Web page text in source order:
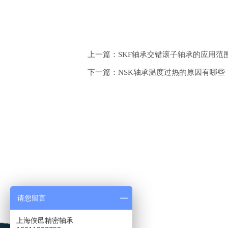
上一篇：SKF轴承交错滚子轴承的应用范
下一篇：NSK轴承温度过热的原因有哪些
请您留言
上海侠邑精密轴承